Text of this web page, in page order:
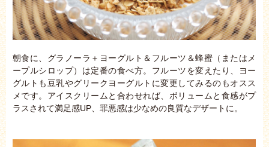
朝食に、グラノーラ＋ヨーグルト＆フルーツ＆蜂蜜（またはメ
ープルシロップ）は定番の食べ方。フルーツを変えたり、ヨー
グルトも豆乳やグリークヨーグルトに変更してみるのもオスス
メです。アイスクリームと合わせれば、ボリュームと食感がプ
ラスされて満足感UP、罪悪感は少なめの良質なデザートに。